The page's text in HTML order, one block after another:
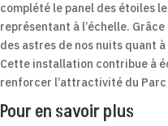
complété le panel des étoiles
représentant à l’échelle.
des astres de nos nuits quant
Cette installation contribue à
renforcer l’attractivité du Parc
Pour en savoir plus